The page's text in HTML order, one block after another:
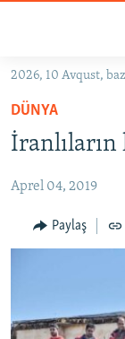
Əsas
qayıt
Əsas
qayıt
#İZAHLA
#ƏSLINDƏ
FƏRQƏ BAX
MULTIMEDIA
2026, 10 Avqust,
DÜNYA
İranlıların
Aprel 04, 2019
Paylaş